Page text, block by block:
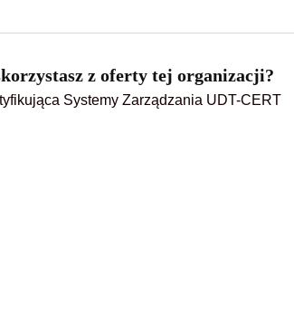
z oferty tej organizacji?
Systemy Zarządzania UDT-CERT